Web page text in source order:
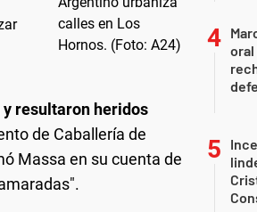
resultaron heridos
de Caballería de
Massa en su cuenta de
oral